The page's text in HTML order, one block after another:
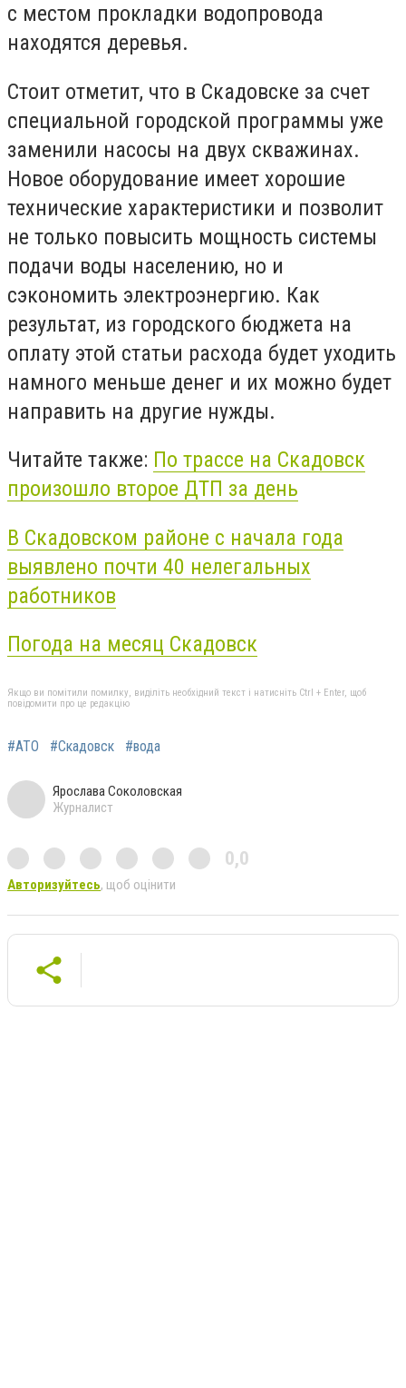
с местом прокладки водопровода
находятся деревья.
Стоит отметит, что в Скадовске за счет
специальной городской программы уже
заменили насосы на двух скважинах.
Новое оборудование имеет хорошие
технические характеристики и позволит
не только повысить мощность системы
подачи воды населению, но и
сэкономить электроэнергию. Как
результат, из городского бюджета на
оплату этой статьи расхода будет уходить
намного меньше денег и их можно будет
направить на другие нужды.
Читайте также: По трассе на Скадовск
произошло второе ДТП за день
В Скадовском районе с начала года
выявлено почти 40 нелегальных
работников
Погода на месяц Скадовск
Якщо ви помітили помилку, виділіть необхідний текст і натисніть Ctrl + Enter, щоб
повідомити про це редакцію
#АТО #Скадовск #вода
Ярослава Соколовская
Журналист
0,0
Авторизуйтесь, щоб оцінити